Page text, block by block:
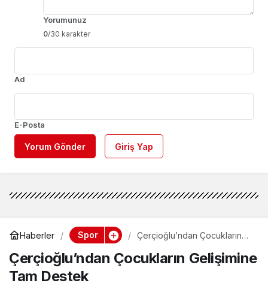
Yorumunuz
0/30 karakter
Ad
E-Posta
Yorum Gönder Giriş Yap
Haberler Spor
Çerçioğlu’ndan Çocukların
Çerçioğlu’ndan Çocukların Gelişimine
Tam Destek